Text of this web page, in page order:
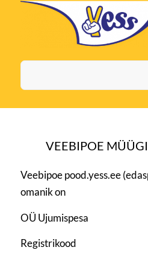
VEEBIPOE
Veebipoe pood.yess.ee
omanik on
OÜ Ujumispesa
Registrikood